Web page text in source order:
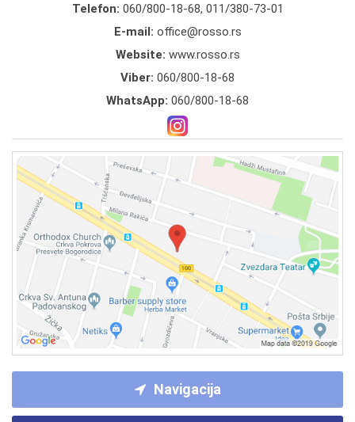
Telefon: 060/800-18-68, 011/380-73-01
E-mail: office@rosso.rs
Website: www.rosso.rs
Viber: 060/800-18-68
WhatsApp: 060/800-18-68
Navigacija